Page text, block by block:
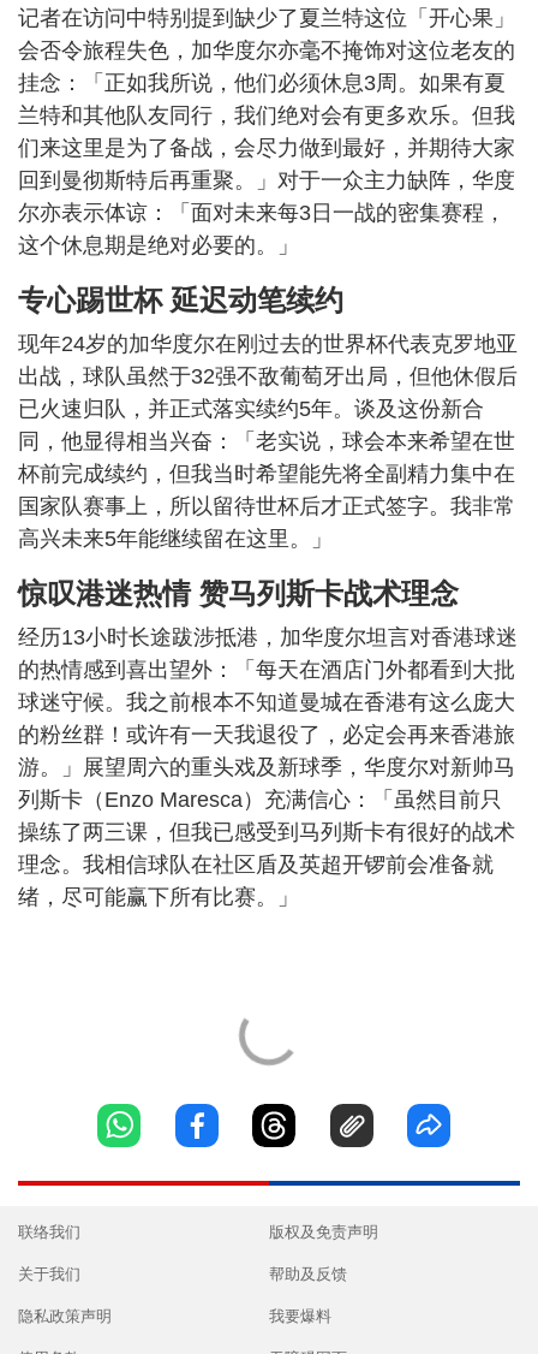
记者在访问中特别提到缺少了夏兰特这位「开心果」
会否令旅程失色，加华度尔亦毫不掩饰对这位老友的
挂念：「正如我所说，他们必须休息3周。如果有夏
兰特和其他队友同行，我们绝对会有更多欢乐。但我
们来这里是为了备战，会尽力做到最好，并期待大家
回到曼彻斯特后再重聚。」对于一众主力缺阵，华度
尔亦表示体谅：「面对未来每3日一战的密集赛程，
这个休息期是绝对必要的。」
专心踢世杯 延迟动笔续约
现年24岁的加华度尔在刚过去的世界杯代表克罗地亚
出战，球队虽然于32强不敌葡萄牙出局，但他休假后
已火速归队，并正式落实续约5年。谈及这份新合
同，他显得相当兴奋：「老实说，球会本来希望在世
杯前完成续约，但我当时希望能先将全副精力集中在
国家队赛事上，所以留待世杯后才正式签字。我非常
高兴未来5年能继续留在这里。」
惊叹港迷热情 赞马列斯卡战术理念
经历13小时长途跋涉抵港，加华度尔坦言对香港球迷
的热情感到喜出望外：「每天在酒店门外都看到大批
球迷守候。我之前根本不知道曼城在香港有这么庞大
的粉丝群！或许有一天我退役了，必定会再来香港旅
游。」展望周六的重头戏及新球季，华度尔对新帅马
列斯卡（Enzo Maresca）充满信心：「虽然目前只
操练了两三课，但我已感受到马列斯卡有很好的战术
理念。我相信球队在社区盾及英超开锣前会准备就
绪，尽可能赢下所有比赛。」
联络我们
关于我们
隐私政策声明
版权及免责声明
帮助及反馈
我要爆料